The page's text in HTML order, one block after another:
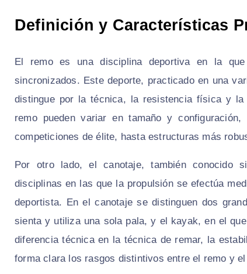
Definición y Características
El remo es una disciplina deportiva en la
sincronizados. Este deporte, practicado en una
distingue por la técnica, la resistencia física y la
remo pueden variar en tamaño y
competiciones de élite, hasta estructuras más
Por otro lado, el canotaje, también conocido
disciplinas en las que la propulsión se efectúa
deportista. En el canotaje se distinguen dos
sienta y utiliza una sola pala, y el kayak, en el
diferencia técnica en la técnica de remar, la
forma clara los rasgos distintivos entre el remo y el